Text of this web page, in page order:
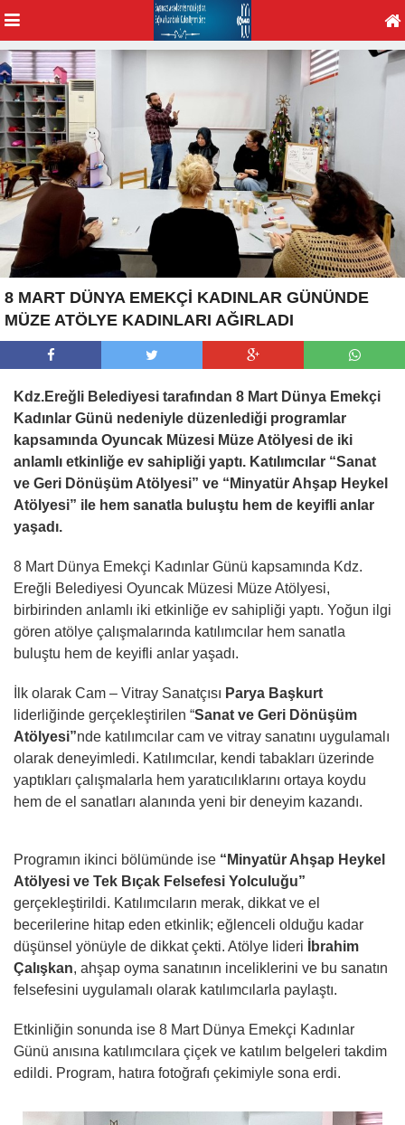
8 MART DÜNYA EMEKÇİ KADINLAR GÜNÜNDE
MÜZE ATÖLYE KADINLARI AĞIRLADI
Kdz.Ereğli Belediyesi tarafından 8 Mart Dünya Emekçi
Kadınlar Günü nedeniyle düzenlediği programlar
kapsamında Oyuncak Müzesi Müze Atölyesi de iki
anlamlı etkinliğe ev sahipliği yaptı. Katılımcılar “Sanat
ve Geri Dönüşüm Atölyesi” ve “Minyatür Ahşap Heykel
Atölyesi” ile hem sanatla buluştu hem de keyifli anlar
yaşadı.
8 Mart Dünya Emekçi Kadınlar Günü kapsamında Kdz.
Ereğli Belediyesi Oyuncak Müzesi Müze Atölyesi,
birbirinden anlamlı iki etkinliğe ev sahipliği yaptı. Yoğun ilgi
gören atölye çalışmalarında katılımcılar hem sanatla
buluştu hem de keyifli anlar yaşadı.
İlk olarak Cam – Vitray Sanatçısı Parya Başkurt
liderliğinde gerçekleştirilen “Sanat ve Geri Dönüşüm
Atölyesi”nde katılımcılar cam ve vitray sanatını uygulamalı
olarak deneyimledi. Katılımcılar, kendi tabakları üzerinde
yaptıkları çalışmalarla hem yaratıcılıklarını ortaya koydu
hem de el sanatları alanında yeni bir deneyim kazandı.
Programın ikinci bölümünde ise “Minyatür Ahşap Heykel
Atölyesi ve Tek Bıçak Felsefesi Yolculuğu”
gerçekleştirildi. Katılımcıların merak, dikkat ve el
becerilerine hitap eden etkinlik; eğlenceli olduğu kadar
düşünsel yönüyle de dikkat çekti. Atölye lideri
İbrahim
Çalışkan, ahşap oyma sanatının inceliklerini ve bu sanatın
felsefesini uygulamalı olarak katılımcılarla paylaştı.
Etkinliğin sonunda ise 8 Mart Dünya Emekçi Kadınlar
Günü anısına katılımcılara çiçek ve katılım belgeleri takdim
edildi. Program, hatıra fotoğrafı çekimiyle sona erdi.